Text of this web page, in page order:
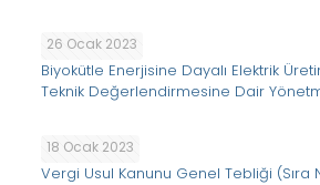
26 Ocak 2023
Biyokütle Enerjisine Dayalı Elektrik
Teknik Değerlendirmesine Dair
18 Ocak 2023
Vergi Usul Kanunu Genel Tebliği (Sıra